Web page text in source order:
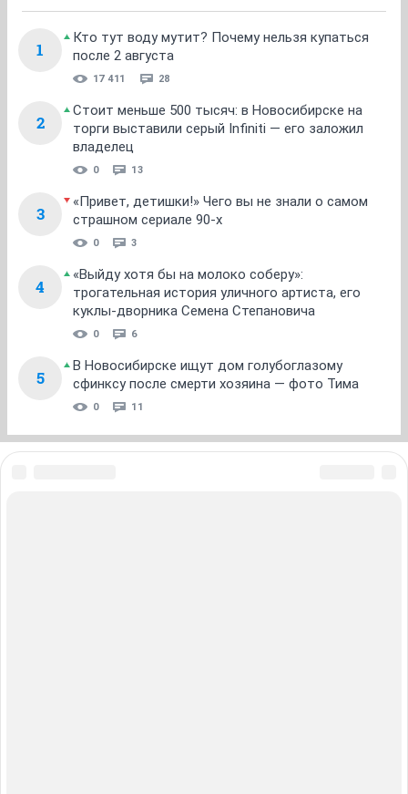
1
Кто тут воду мутит? Почему нельзя купаться
после 2 августа
17 411 28
2
Стоит меньше 500 тысяч: в Новосибирске на
торги выставили серый Infiniti — его заложил
владелец
0 13
3
«Привет, детишки!» Чего вы не знали о самом
страшном сериале 90-х
0 3
4
«Выйду хотя бы на молоко соберу»:
трогательная история уличного артиста, его
куклы-дворника Семена Степановича
0 6
5
В Новосибирске ищут дом голубоглазому
сфинксу после смерти хозяина — фото Тима
0 11